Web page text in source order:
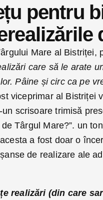
pentru
Mare al Bistriței,
care să le arate
Pâine și circ ca pe
viceprimar al Bistriței
scrisoare trimisă
Târgul Mare?”. un
a fost doar o
de realizare ale
realizări (din care